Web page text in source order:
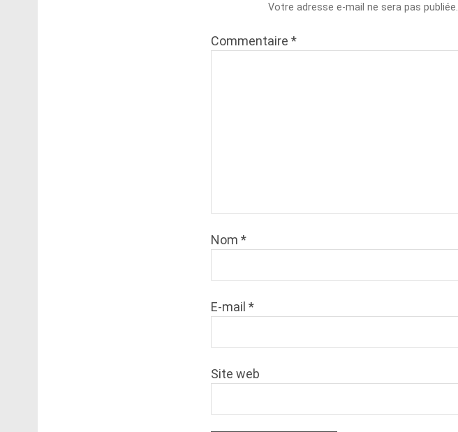
Votre adresse e-mail ne sera pas publiée.
Commentaire *
Nom *
E-mail *
Site web